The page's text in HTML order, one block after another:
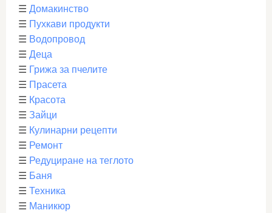
☰ Домакинство
☰ Пухкави продукти
☰ Водопровод
☰ Деца
☰ Грижа за пчелите
☰ Прасета
☰ Красота
☰ Зайци
☰ Кулинарни рецепти
☰ Ремонт
☰ Редуциране на теглото
☰ Баня
☰ Техника
☰ Маникюр